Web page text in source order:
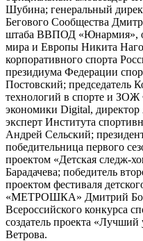
Шубина; генеральный
Бегового Сообщества
штаба ВВПОД «Юнармия»,
мира и Европы Никита
корпоративного спорта
президиума Федерации
Постовский; председатель
технологий в спорте и
экономики Digital,
эксперт Института
Андрей Сельский;
победительница первого
проектом «Детская следж-
Барадачева; победитель
проектом фестиваля
«МЕТРОШКА» Дмитрий
Всероссийского конкурса
создатель проекта
Ветрова.